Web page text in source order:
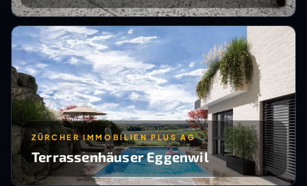
ZÜRCHER IMMOBILIEN PLUS AG
Terrassenhäuser Eggenwil